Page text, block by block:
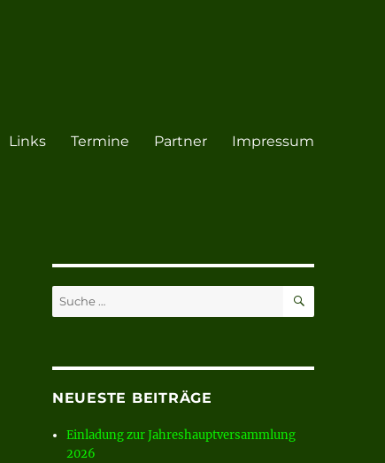
Links Termine Partner Impressum
Suche
nach:
SUCHEN
NEUESTE BEITRÄGE
Einladung zur Jahreshauptversammlung
2026